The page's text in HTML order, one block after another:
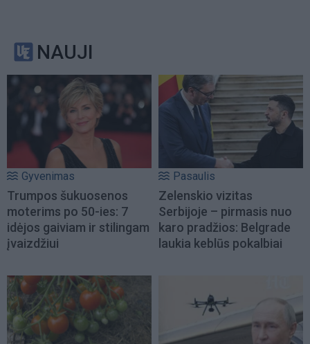
NAUJI
Gyvenimas
Trumpos šukuosenos
moterims po 50-ies: 7
idėjos gaiviam ir stilingam
įvaizdžiui
Pasaulis
Zelenskio vizitas
Serbijoje – pirmasis nuo
karo pradžios: Belgrade
laukia keblūs pokalbiai